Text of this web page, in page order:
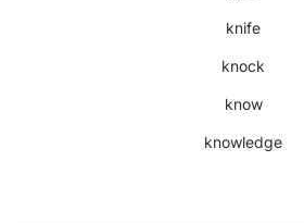
knife
knock
know
knowledge